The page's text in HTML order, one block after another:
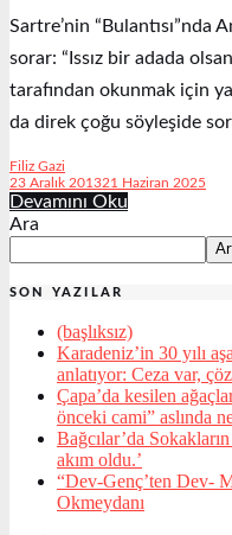
Sartre’nin “Bulantısı”nda
sorar: “Issız bir adada
tarafından okunmak için
da direk çoğu söyleşide
Filiz Gazi
23 Aralık 201321 Haziran 2025
Devamını Oku
Ara
SON YAZILAR
(başlıksız)
Karadeniz’in 30 yılı
anlatıyor: Ceza var,
Çapa’da kesilen
önceki cami” aslında
Bağcılar’da
akım oldu.’
“Dev-Genç’ten Dev-
Okmeydanı